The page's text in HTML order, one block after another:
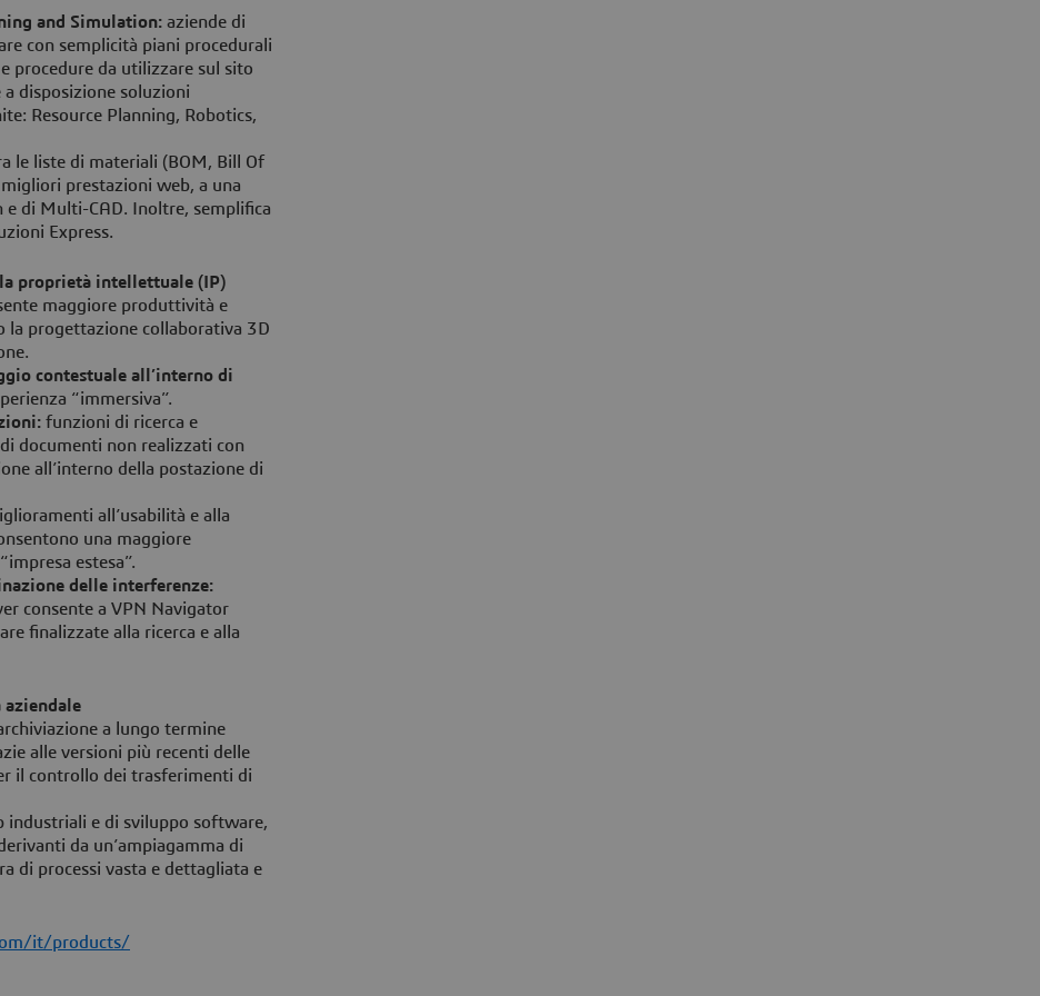
and Simulation: aziende di
con semplicità piani procedurali
procedure da utilizzare sul sito
disposizione soluzioni
Resource Planning, Robotics,
le liste di materiali (BOM, Bill Of
prestazioni web, a una
e di Multi-CAD. Inoltre, semplifica
Express.
proprietà intellettuale (IP)
maggiore produttività e
la progettazione collaborativa 3D
contestuale all’interno di
“immersiva”.
funzioni di ricerca e
documenti non realizzati con
all’interno della postazione di
all’usabilità e alla
una maggiore
estesa”.
delle interferenze:
consente a VPN Navigator
finalizzate alla ricerca e alla
aziendale
a lungo termine
alle versioni più recenti delle
il controllo dei trasferimenti di
industriali e di sviluppo software,
da un’ampiagamma di
di processi vasta e dettagliata e
it/products/